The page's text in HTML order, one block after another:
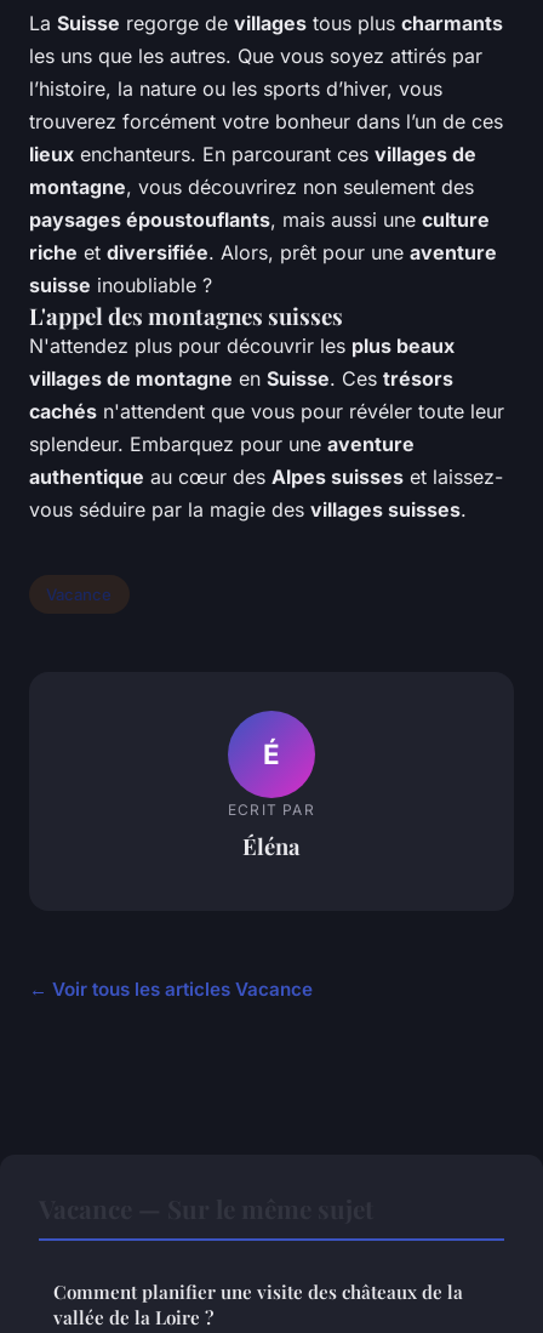
La Suisse regorge de villages tous plus charmants
les uns que les autres. Que vous soyez attirés par
l’histoire, la nature ou les sports d’hiver, vous
trouverez forcément votre bonheur dans l’un de ces
lieux enchanteurs. En parcourant ces villages de
montagne, vous découvrirez non seulement des
paysages époustouflants, mais aussi une culture
riche et diversifiée. Alors, prêt pour une aventure
suisse inoubliable ?
L'appel des montagnes suisses
N'attendez plus pour découvrir les plus beaux
villages de montagne en Suisse. Ces trésors
cachés n'attendent que vous pour révéler toute leur
splendeur. Embarquez pour une aventure
authentique au cœur des Alpes suisses et laissez-
vous séduire par la magie des villages suisses.
Vacance
É
ECRIT PAR
Éléna
← Voir tous les articles Vacance
Comment planifier une visite des châteaux de la
vallée de la Loire ?